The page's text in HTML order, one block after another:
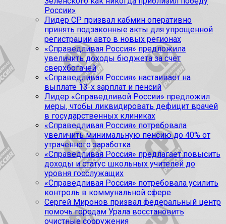
России»
Лидер СР призвал кабмин оперативно
принять подзаконные акты для упрощенной
регистрации авто в новых регионах
«Справедливая Россия» предложила
увеличить доходы бюджета за счет
сверхбогачей
«Справедливая Россия» настаивает на
выплате 13-х зарплат и пенсий
Лидер «Справедливой России» предложил
меры, чтобы ликвидировать дефицит врачей
в государственных клиниках
«Справедливая Россия» потребовала
увеличить минимальную пенсию до 40% от
утраченного заработка
«Справедливая Россия» предлагает повысить
доходы и статус школьных учителей до
уровня госслужащих
«Справедливая Россия» потребовала усилить
контроль в коммунальной сфере
Сергей Миронов призвал федеральный центр
помочь городам Урала восстановить
очистные сооружения